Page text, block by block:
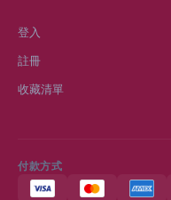
登入
註冊
收藏清單
付款方式